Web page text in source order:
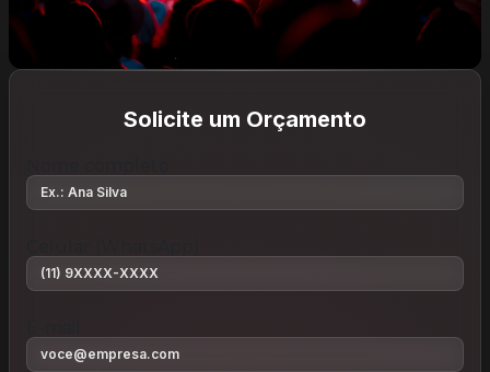
Solicite um Orçamento